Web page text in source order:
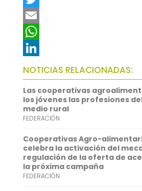
a
c
e
b
o
o
k
T
w
t
t
e
r
E
m
a
i
l
W
h
a
t
s
A
p
p
L
i
n
k
e
d
I
n
NOTICIAS RELACIONADAS:
Las cooperativas
los jóvenes las profesiones
medio rural
FEDERACIÓN
Cooperativas Agro-
celebra la activación del
regulación de la oferta de
la próxima campaña
FEDERACIÓN